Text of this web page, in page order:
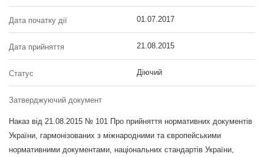
Дата початку дії 01.07.2017
Дата прийняття 21.08.2015
Статус Діючий
Затверджуючий документ
Наказ від 21.08.2015 № 101 Про прийняття нормативних документів
України, гармонізованих з міжнародними та європейськими
нормативними документами, національних стандартів України,